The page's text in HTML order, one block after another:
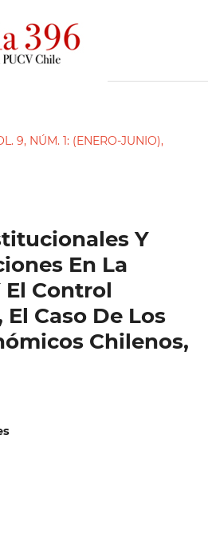
9, NÚM. 1: (ENERO-JUNIO),
Y
En La
Control
Caso De Los
Chilenos,